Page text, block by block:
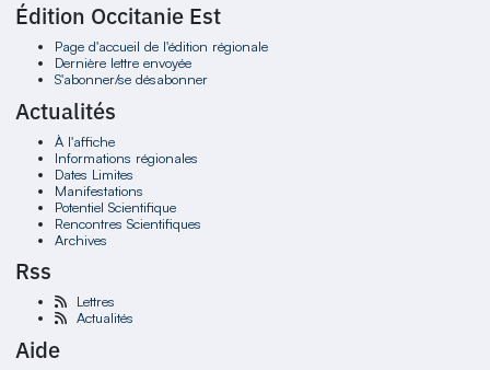
Édition Occitanie Est
Page d'accueil de l'édition régionale
Dernière lettre envoyée
S'abonner/se désabonner
Actualités
À l'affiche
Informations régionales
Dates Limites
Manifestations
Potentiel Scientifique
Rencontres Scientifiques
Archives
Rss
Lettres
Actualités
Aide